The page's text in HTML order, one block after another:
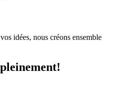
idées, nous créons ensemble